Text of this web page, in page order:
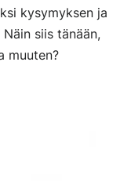
kysymyksen ja
siis tänään,
muuten?